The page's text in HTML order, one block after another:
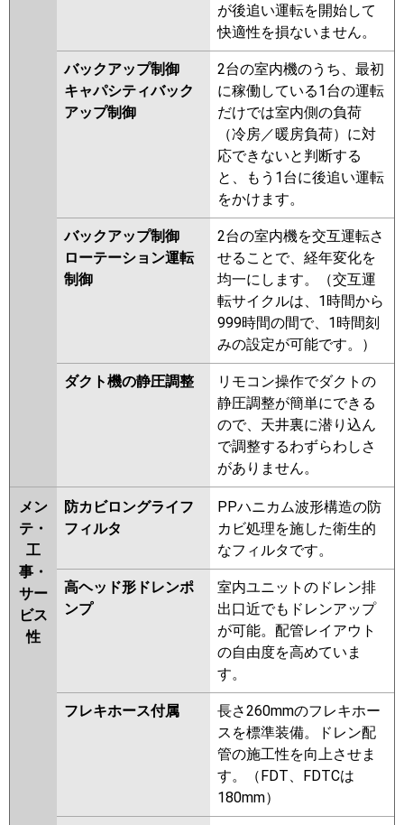
が後追い運転を開始して
快適性を損ないません。
バックアップ制御
キャパシティバック
アップ制御
2台の室内機のうち、最初
に稼働している1台の運転
だけでは室内側の負荷
（冷房／暖房負荷）に対
応できないと判断する
と、もう1台に後追い運転
をかけます。
バックアップ制御
ローテーション運転
制御
2台の室内機を交互運転さ
せることで、経年変化を
均一にします。（交互運
転サイクルは、1時間から
999時間の間で、1時間刻
みの設定が可能です。）
ダクト機の静圧調整
リモコン操作でダクトの
静圧調整が簡単にできる
ので、天井裏に潜り込ん
で調整するわずらわしさ
がありません。
メン
テ・
工
事・
サー
ビス
性
防カビロングライフ
フィルタ
PPハニカム波形構造の防
カビ処理を施した衛生的
なフィルタです。
高ヘッド形ドレンポ
ンプ
室内ユニットのドレン排
出口近でもドレンアップ
が可能。配管レイアウト
の自由度を高めていま
す。
フレキホース付属
長さ260mmのフレキホー
スを標準装備。ドレン配
管の施工性を向上させま
す。（FDT、FDTCは
180mm）